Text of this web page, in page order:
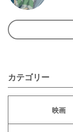
カテゴリー
映画